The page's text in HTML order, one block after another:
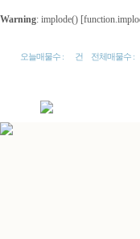
Warning: implode() [
오늘매물수 : 건 전체매물수 :